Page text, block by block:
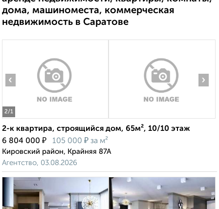
дома, машиноместа, коммерческая
недвижимость в Саратове
2/1
‹ ›
2-к квартира, строящийся дом, 65м², 10/10 этаж
6 804 000 ₽ 105 000 ₽ за м²
Кировский район, Крайняя 87А
Агентство, 03.08.2026